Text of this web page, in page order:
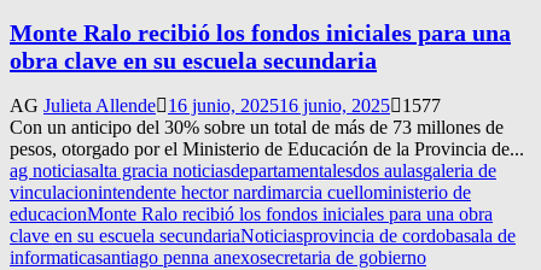
Monte Ralo recibió los fondos iniciales para una
obra clave en su escuela secundaria
AG Julieta Allende 16 junio, 202516 junio, 2025
1577
Con un anticipo del 30% sobre un total de más de 73 millones de
pesos, otorgado por el Ministerio de Educación de la Provincia de...
ag noticiasalta gracia noticiasdepartamentalesdos aulasgaleria de
vinculacionintendente hector nardimarcia cuelloministerio de
educacionMonte Ralo recibió los fondos iniciales para una obra
clave en su escuela secundariaNoticiasprovincia de cordobasala de
informaticasantiago penna anexosecretaria de gobierno